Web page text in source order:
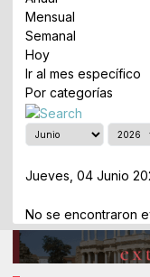
Mensual
Semanal
Hoy
Ir al mes específico
Por categorías
Jueves, 04 Junio
No se encontraron